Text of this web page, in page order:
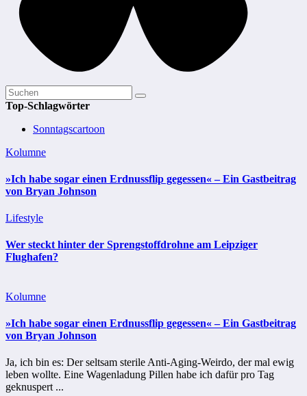
Top-Schlagwörter
Sonntagscartoon
Kolumne
»Ich habe sogar einen Erdnussflip gegessen« – Ein Gastbeitrag
von Bryan Johnson
Lifestyle
Wer steckt hinter der Sprengstoffdrohne am Leipziger
Flughafen?
Kolumne
»Ich habe sogar einen Erdnussflip gegessen« – Ein Gastbeitrag
von Bryan Johnson
Ja, ich bin es: Der seltsam sterile Anti-Aging-Weirdo, der mal ewig
leben wollte. Eine Wagenladung Pillen habe ich dafür pro Tag
geknuspert ...